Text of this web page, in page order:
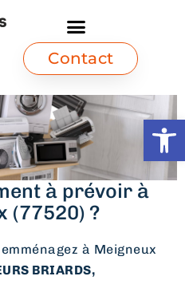
Ouvrir
Contact
à prévoir à
(77520) ?
à Meigneux
BRIARDS,